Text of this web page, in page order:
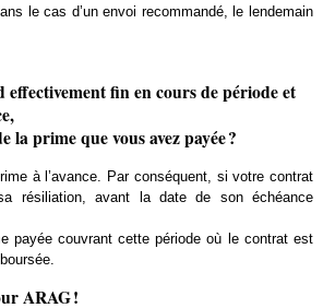
le cas d’un envoi recommandé, le lendemain
fin en cours de période et
la prime que vous avez payée ?
à l’avance. Par conséquent, si votre contrat
résiliation, avant la date de son échéance
payée couvrant cette période où le contrat est
ARAG !